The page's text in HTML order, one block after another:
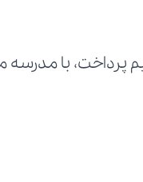
پرداخت، با مدرسه